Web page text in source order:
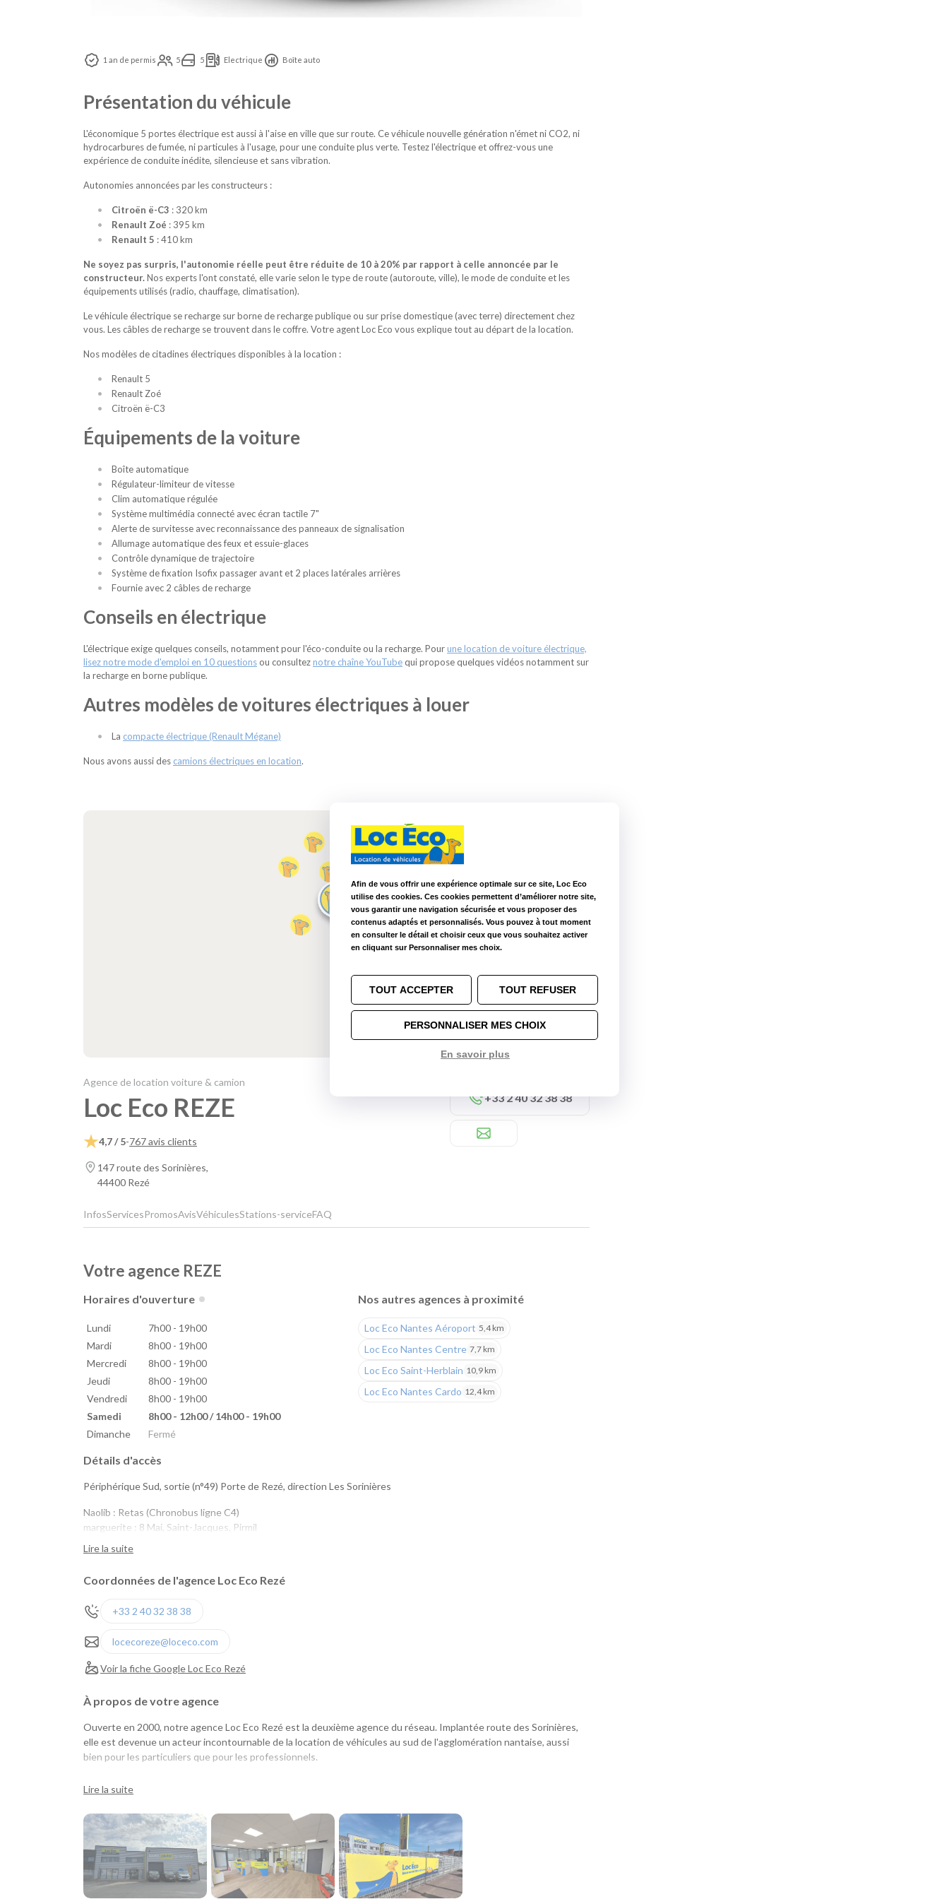
1 an de permis 5 5 Electrique Boîte auto
Présentation du véhicule
L'économique 5 portes électrique est aussi à l'aise en ville que sur route. Ce véhicule nouvelle génération n'émet ni CO2, ni
hydrocarbures de fumée, ni particules à l'usage, pour une conduite plus verte. Testez l'électrique et offrez-vous une
expérience de conduite inédite, silencieuse et sans vibration.
Autonomies annoncées par les constructeurs :
Citroën ë-C3 : 320 km
Renault Zoé : 395 km
Renault 5 : 410 km
Ne soyez pas surpris, l'autonomie réelle peut être réduite de 10 à 20% par rapport à celle annoncée par le
constructeur.Nos experts l'ont constaté, elle varie selon le type de route (autoroute, ville), le mode de conduite et les
équipements utilisés (radio, chauffage, climatisation).
Le véhicule électrique se recharge sur borne de recharge publique ou sur prise domestique (avec terre) directement chez
vous. Les câbles de recharge se trouvent dans le coffre. Votre agent Loc Eco vous explique tout au départ de la location.
Nos modèles de citadines électriques disponibles à la location :
Renault 5
Renault Zoé
Citroën ë-C3
Équipements de la voiture
Boîte automatique
Régulateur-limiteur de vitesse
Clim automatique régulée
Système multimédia connecté avec écran tactile 7"
Alerte de survitesse avec reconnaissance des panneaux de signalisation
Allumage automatique des feux et essuie-glaces
Contrôle dynamique de trajectoire
Système de fixation Isofix passager avant et 2 places latérales arrières
Fournie avec 2 câbles de recharge
Conseils en électrique
L'électrique exige quelques conseils, notamment pour l'éco-conduite ou la recharge. Pourune location de voiture électrique,
lisez notre mode d'emploi en 10 questions ou consulteznotre chaîne YouTube qui propose quelques vidéos notamment sur
la recharge en borne publique.
Autres modèles de voitures électriques à louer
La compacte électrique (Renault Mégane)
Nous avons aussi des camions électriques en location.
Agence de location voiture & camion
Loc Eco REZE
4,7 / 5-767 avis clients
147 route des Sorinières,
44400 Rezé
+33 2 40 32 38 38
InfosServicesPromosAvisVéhiculesStations-serviceFAQ
Votre agence REZE
Horaires d'ouverture
Lundi
7h00 - 19h00
Mardi
8h00 - 19h00
Mercredi
8h00 - 19h00
Jeudi
8h00 - 19h00
Vendredi
8h00 - 19h00
Samedi
8h00 - 12h00 / 14h00 - 19h00
Dimanche
Fermé
Nos autres agences à proximité
Loc Eco Nantes Aéroport 5,4 km
Loc Eco Nantes Centre 7,7 km
Loc Eco Saint-Herblain 10,9 km
Loc Eco Nantes Cardo 12,4 km
Détails d'accès
Périphérique Sud, sortie (n°49) Porte de Rezé, direction Les Sorinières
Naolib : Retas (Chronobus ligne C4)
marguerite : 8 Mai, Saint-Jacques, Pirmil
Lire la suite
Coordonnées de l'agence Loc Eco Rezé
+33 2 40 32 38 38
locecoreze@loceco.com
Voir la fiche Google Loc Eco Rezé
À propos de votre agence
Ouverte en 2000, notre agence Loc Eco Rezé est la deuxième agence du réseau. Implantée route des Sorinières,
elle est devenue un acteur incontournable de la location de véhicules au sud de l'agglomération nantaise, aussi
bien pour les particuliers que pour les professionnels.
Que vous prépariez un déplacement professionnel, un déménagement, des travaux, un départ en vacances ou que
vous recherchiez un véhicule pour quelques heures, quelques jours ou plusieurs mois, notre agence vous
accompagne avec une solution adaptée. Elle répond également aux besoins des artisans, commerçants et
entreprises grâce à une offre complète de location courte, moyenne et longue durée.
Facilement accessible depuis le périphérique nantais et desservie par les transports en commun, notre agence
Lire la suite
Afin de vous offrir une expérience optimale sur ce site, Loc Eco
utilise des cookies. Ces cookies permettent d’améliorer notre site,
vous garantir une navigation sécurisée et vous proposer des
contenus adaptés et personnalisés. Vous pouvez à tout moment
en consulter le détail et choisir ceux que vous souhaitez activer
en cliquant sur Personnaliser mes choix.
TOUT ACCEPTER TOUT REFUSER
PERSONNALISER MES CHOIX
En savoir plus